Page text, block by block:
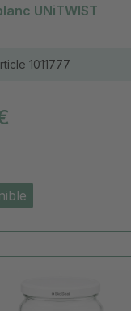
UNiTWIST
1011777